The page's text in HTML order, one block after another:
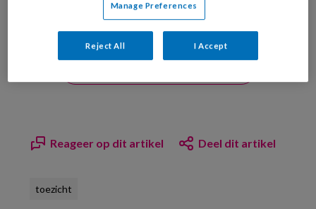
Reageer op dit artikel Deel dit artikel
toezicht
Manage Preferences
Reject All I Accept